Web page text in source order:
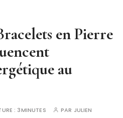
en Pierre
au
: 3MINUTES PAR JULIEN